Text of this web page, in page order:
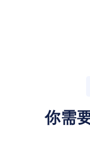
你需